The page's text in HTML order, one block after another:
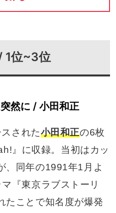
1位~3位
然に / 小田和正
された小田和正の6枚
』に収録。当初はカッ
、同年の1991年1月よ
『東京ラブストーリ
たことで知名度が爆発